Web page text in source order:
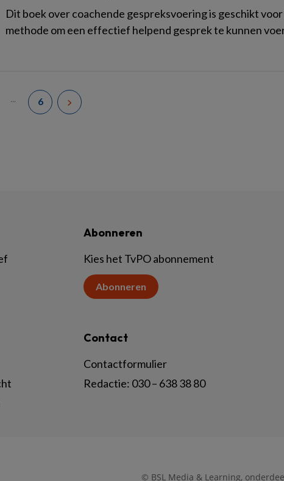
Dit boek over coachende gespreksvoering is geschikt
methode om een effectief helpend gesprek te kunnen
... 6
Abonneren
Kies het TvPO abonnement
Abonneren
Contact
Contactformulier
Redactie: 030 – 638 38 80
© BSL Media & Learning,